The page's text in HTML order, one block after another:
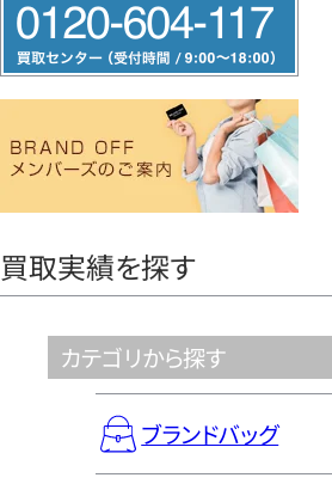
リ
ー
ヤ
買取実績を探す
カテゴリから探す
ブランドバッグ